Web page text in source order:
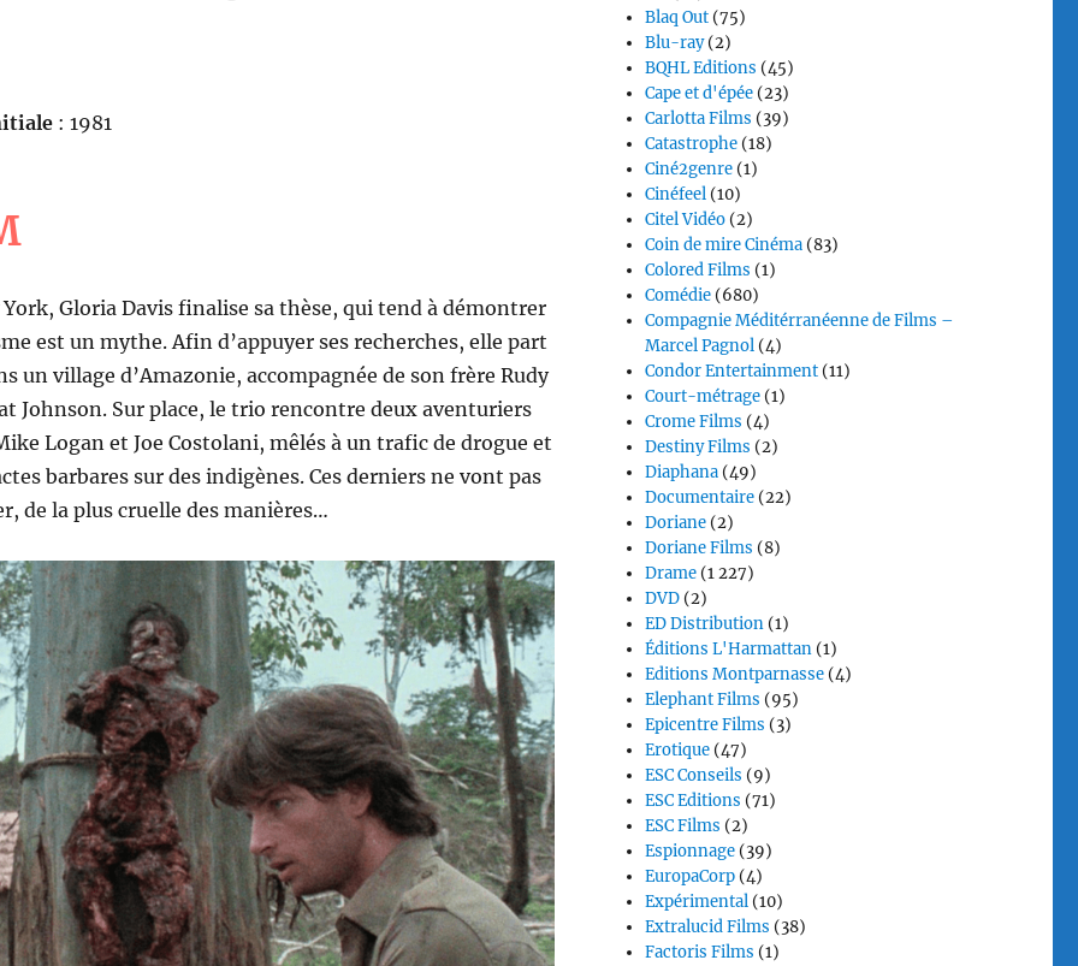
: 1981
Gloria Davis finalise sa thèse, qui tend à démontrer
est un mythe. Afin d’appuyer ses recherches, elle part
un village d’Amazonie, accompagnée de son frère Rudy
Johnson. Sur place, le trio rencontre deux aventuriers
Logan et Joe Costolani, mêlés à un trafic de drogue et
barbares sur des indigènes. Ces derniers ne vont pas
de la plus cruelle des manières…
Blaq Out (75)
Blu-ray(2)
BQHL Editions (45)
Cape et d'épée (23)
Carlotta Films (39)
Catastrophe (18)
Ciné2genre (1)
Cinéfeel (10)
Citel Vidéo (2)
Coin de mire Cinéma (83)
Colored Films (1)
Comédie (680)
Compagnie Méditérranéenne de Films –
Marcel Pagnol (4)
Condor Entertainment (11)
Court-métrage (1)
Crome Films (4)
Destiny Films (2)
Diaphana (49)
Documentaire (22)
Doriane (2)
Doriane Films (8)
Drame (1 227)
DVD (2)
ED Distribution (1)
Éditions L'Harmattan (1)
Editions Montparnasse (4)
Elephant Films (95)
Epicentre Films (3)
Erotique (47)
ESC Conseils (9)
ESC Editions (71)
ESC Films (2)
Espionnage (39)
EuropaCorp (4)
Expérimental (10)
Extralucid Films (38)
Factoris Films (1)